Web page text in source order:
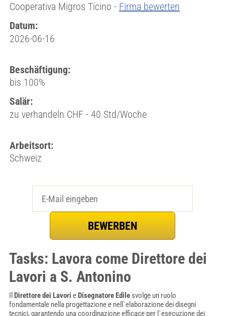
Cooperativa Migros Ticino - Firma bewerten
Datum:
2026-06-16
Beschäftigung:
bis 100%
Salär:
zu verhandeln CHF - 40 Std/Woche
Arbeitsort:
Schweiz
Tasks: Lavora come Direttore dei
Lavori a S. Antonino
Il Direttore dei Lavori eDisegnatore Edilesvolge un ruolo
fondamentale nella progettazione e nell`elaborazione dei disegni
tecnici, garantendo una coordinazione efficace per l`esecuzione dei